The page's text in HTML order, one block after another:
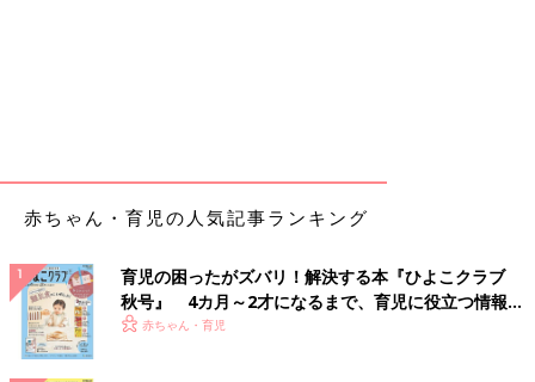
赤ちゃん・育児の人気記事ランキング
育児の困ったがズバリ！解決する本『ひよこクラブ
秋号』 4カ月～2才になるまで、育児に役立つ情報が
いっぱい！
赤ちゃん・育児